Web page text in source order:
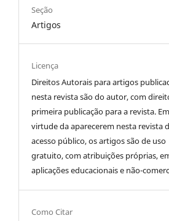
Seção
Artigos
Licença
Direitos Autorais para artigos
nesta revista são do autor, com
primeira publicação para a revista. Em
virtude da aparecerem nesta revista
acesso público, os artigos são de uso
gratuito, com atribuições próprias,
aplicações educacionais e não-
Como Citar